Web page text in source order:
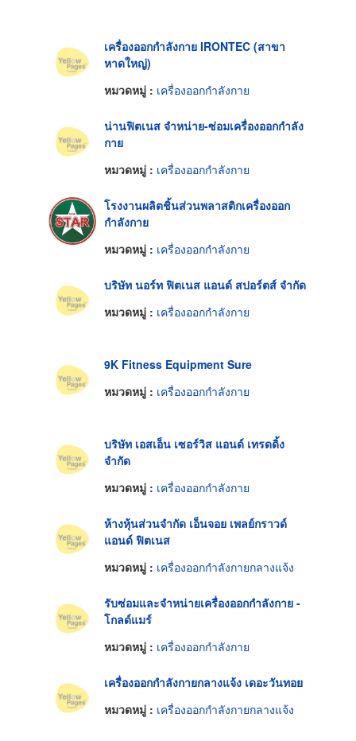
เครื่องออกกำลังกาย IRONTEC (สาขา
หาดใหญ่)
หมวดหมู่ : เครื่องออกกำลังกาย
น่านฟิตเนส จำหน่าย-ซ่อมเครื่องออกกำลัง
กาย
หมวดหมู่ : เครื่องออกกำลังกาย
โรงงานผลิตชิ้นส่วนพลาสติกเครื่องออก
กำลังกาย
หมวดหมู่ : เครื่องออกกำลังกาย
บริษัท นอร์ท ฟิตเนส แอนด์ สปอร์ตส์ จำกัด
หมวดหมู่ : เครื่องออกกำลังกาย
9K Fitness Equipment Sure
หมวดหมู่ : เครื่องออกกำลังกาย
บริษัท เอสเอ็น เซอร์วิส แอนด์ เทรดดิ้ง
จำกัด
หมวดหมู่ : เครื่องออกกำลังกาย
ห้างหุ้นส่วนจำกัด เอ็นจอย เพลย์กราวด์
แอนด์ ฟิตเนส
หมวดหมู่ : เครื่องออกกำลังกายกลางแจ้ง
รับซ่อมและจำหน่ายเครื่องออกกำลังกาย -
โกลด์แมร์
หมวดหมู่ : เครื่องออกกำลังกาย
เครื่องออกกำลังกายกลางแจ้ง เดอะวันทอย
หมวดหมู่ : เครื่องออกกำลังกายกลางแจ้ง